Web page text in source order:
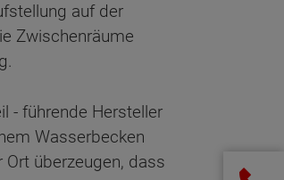
auf der
Zwischenräume
- führende Hersteller
Wasserbecken
überzeugen, dass